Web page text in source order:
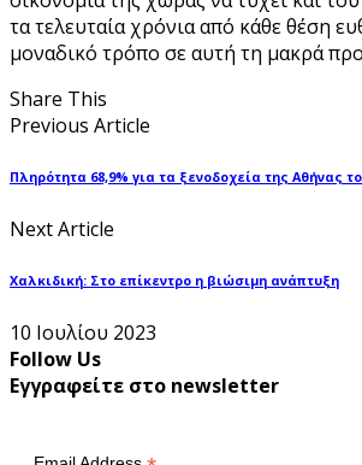
τα τελευταία χρόνια από κάθε θέση
μοναδικό τρόπο σε αυτή τη μακρά
Share This
Previous Article
Πληρότητα 68,9% για τα ξενοδοχεία της Αθήνας
Next Article
Χαλκιδική: Στο επίκεντρο η βιώσιμη ανάπτυξη
10 Ιουλίου 2023
Follow Us
Εγγραφείτε στο newsletter